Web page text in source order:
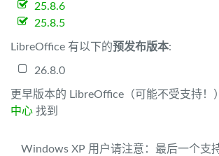
25.8.6
25.8.5
LibreOffice 有以下的预发布版本:
26.8.0
更早版本的 LibreOffice（可能不受支持！
中心 找到
Windows XP 用户请注意：最后一个支